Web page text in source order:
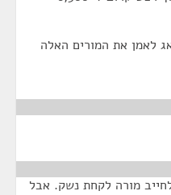
לאמן את המורים האלה
מורה לקחת נשק. אבל